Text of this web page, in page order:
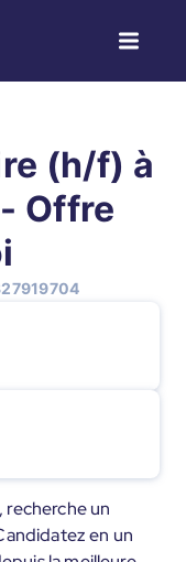
(h/f) à
Offre
recherche un
en un